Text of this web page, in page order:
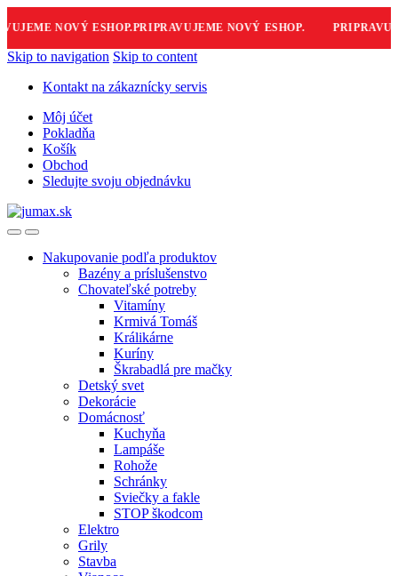
NOVÝ ESHOP.PRIPRAVUJEME NOVÝ ESHOP.
Skip to navigation Skip to content
Kontakt na zákaznícky servis
Môj účet
Pokladňa
Košík
Obchod
Sledujte svoju objednávku
Nakupovanie podľa produktov
Bazény a príslušenstvo
Chovateľské potreby
Vitamíny
Krmivá Tomáš
Králikárne
Kuríny
Škrabadlá pre mačky
Detský svet
Dekorácie
Domácnosť
Kuchyňa
Lampáše
Rohože
Schránky
Sviečky a fakle
STOP škodcom
Elektro
Grily
Stavba